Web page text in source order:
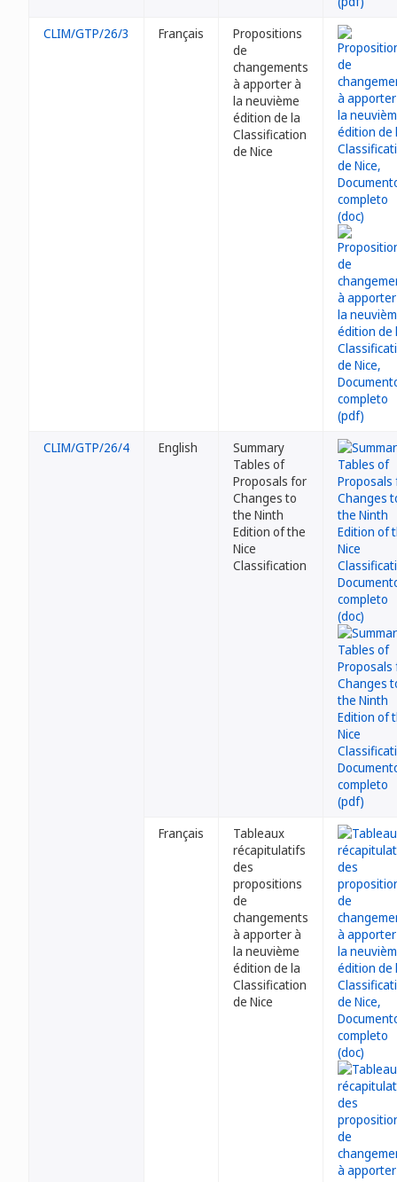
CLIM/GTP/26/3 Français
Propositions
de
changements
à apporter à
la neuvième
édition de la
Classification
de Nice
CLIM/GTP/26/4 English
Summary
Tables of
Proposals for
Changes to
the Ninth
Edition of the
Nice
Classification
Français
Tableaux
récapitulatifs
des
propositions
de
changements
à apporter à
la neuvième
édition de la
Classification
de Nice